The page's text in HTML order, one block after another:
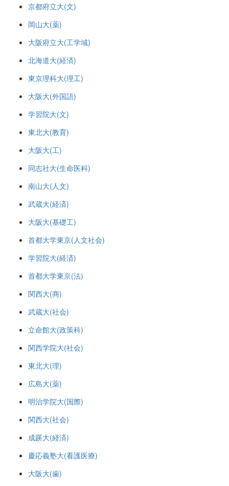
京都府立大(文)
岡山大(薬)
大阪府立大(工学域)
北海道大(経済)
東京理科大(理工)
大阪大(外国語)
学習院大(文)
東北大(教育)
大阪大(工)
同志社大(生命医科)
南山大(人文)
武蔵大(経済)
大阪大(基礎工)
首都大学東京(人文社会)
学習院大(経済)
首都大学東京(法)
関西大(商)
武蔵大(社会)
立命館大(政策科)
関西学院大(社会)
東北大(理)
広島大(薬)
明治学院大(国際)
関西大(社会)
成蹊大(経済)
慶応義塾大(看護医療)
大阪大(歯)